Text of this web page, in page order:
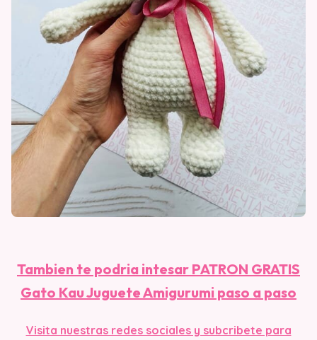
Tambien te podria intesar PATRON GRATIS
Gato Kau Juguete Amigurumi paso a paso
Visita nuestras redes sociales y subcribete para